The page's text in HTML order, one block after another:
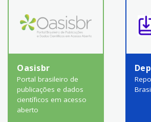
Oasisbr
Portal brasileiro de
publicações e dados
científicos em acesso
aberto